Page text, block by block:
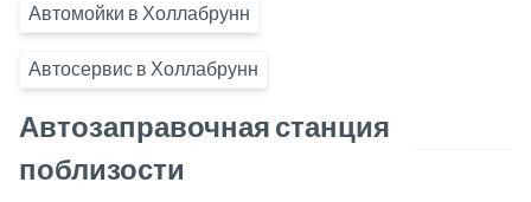
Автомойки в Холлабрунн
Автосервис в Холлабрунн
Автозаправочная станция
поблизости